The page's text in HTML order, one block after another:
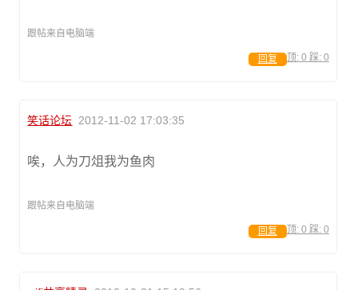
跟帖来自电脑端
顶: 0 踩: 0
回复
笑话论坛 2012-11-02 17:03:35
唉，人为刀俎我为鱼肉
跟帖来自电脑端
顶: 0 踩: 0
回复